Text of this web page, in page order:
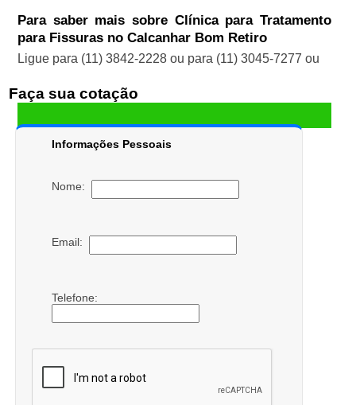
Para saber mais sobre Clínica para Tratamento
para Fissuras no Calcanhar Bom Retiro
Ligue para (11) 3842-2228ou para (11) 3045-7277 ou
Faça sua cotação
Informações Pessoais
Nome:
Email:
Telefone: